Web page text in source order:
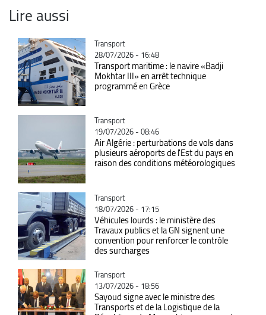
Lire aussi
Catégorie
Transport
28/07/2026 - 16:48
Transport maritime : le navire «Badji
Mokhtar III» en arrêt technique
programmé en Grèce
Catégorie
Transport
19/07/2026 - 08:46
Air Algérie : perturbations de vols dans
plusieurs aéroports de l'Est du pays en
raison des conditions météorologiques
Catégorie
Transport
18/07/2026 - 17:15
Véhicules lourds : le ministère des
Travaux publics et la GN signent une
convention pour renforcer le contrôle
des surcharges
Catégorie
Transport
13/07/2026 - 18:56
Sayoud signe avec le ministre des
Transports et de la Logistique de la